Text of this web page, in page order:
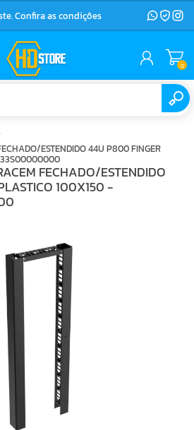
Confira as condições
0
ESTENDIDO 44U P800 FINGER
FECHADO/ESTENDIDO
100X150 -